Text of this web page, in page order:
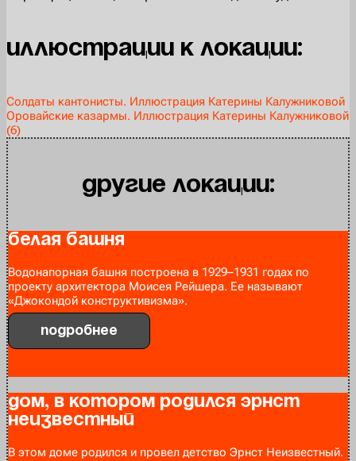
Иллюстрации к локации:
Солдаты кантонисты. Иллюстрация Катерины Калужниковой
Оровайские казармы. Иллюстрация Катерины Калужниковой
(6)
Другие локации:
Белая башня
Водонапорная башня построена в 1929–1931 годах по
проекту архитектора Моисея Рейшера. Ее называют
«Джокондой конструктивизма».
Подробнее
Дом, в котором родился Эрнст
Неизвестный
В этом доме родился и провел детство Эрнст Неизвестный.